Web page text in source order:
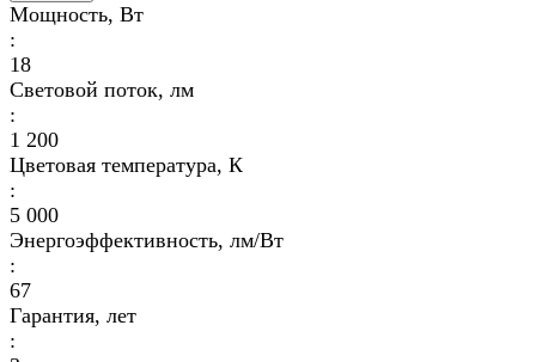
Мощность, Вт
:
18
Световой поток, лм
:
1 200
Цветовая температура, К
:
5 000
Энергоэффективность, лм/Вт
:
67
Гарантия, лет
: